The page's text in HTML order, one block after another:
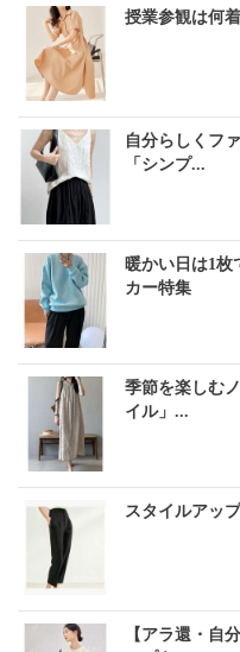
授業参観は何
自分らしくフ
「シンプ...
暖かい日は1枚
カー特集
季節を楽しむ
イル」...
スタイルアッ
【アラ還・自